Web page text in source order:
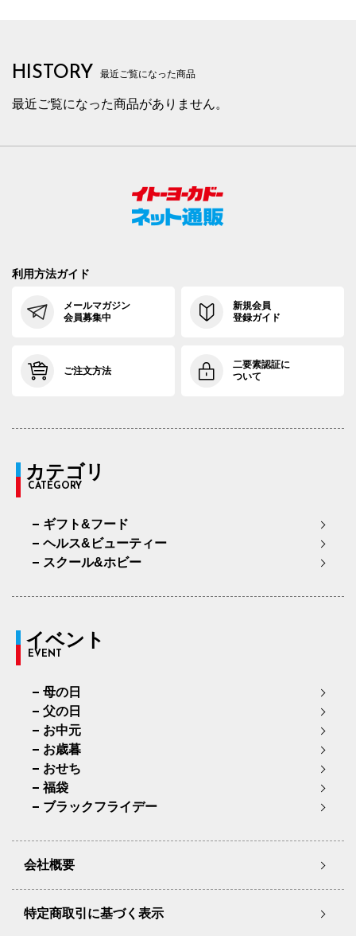
HISTORY 最近ご覧になった商品
最近ご覧になった商品がありません。
利用方法ガイド
メールマガジン
会員募集中
新規会員
登録ガイド
ご注文方法
二要素認証に
ついて
カテゴリ
CATEGORY
ギフト&フード
ヘルス&ビューティー
スクール&ホビー
イベント
EVENT
母の日
父の日
お中元
お歳暮
おせち
福袋
ブラックフライデー
会社概要
特定商取引に基づく表示